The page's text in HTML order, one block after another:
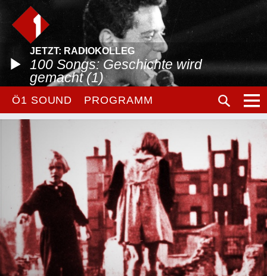
JETZT: RADIOKOLLEG
100 Songs: Geschichte wird
gemacht (1)
Ö1 SOUND PROGRAMM